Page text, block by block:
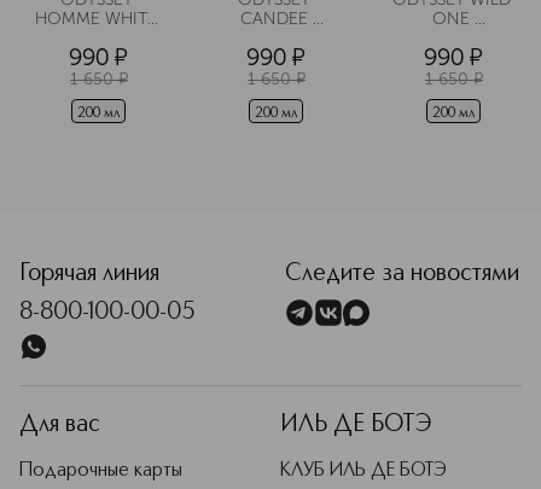
HOMME WHITE
Дезодорант-
cпрей
990 ¤
1 650 ¤
200 мл
CANDEE
cпрей
990 ¤
1 650 ¤
200 мл
ONE
cпрей
990 ¤
1 650 ¤
200 мл
Горячая линия
8-800-100-00-05
Следите за новостями
Для вас
Подарочные карты
ИЛЬ ДЕ БОТЭ
КЛУБ ИЛЬ ДЕ БОТЭ